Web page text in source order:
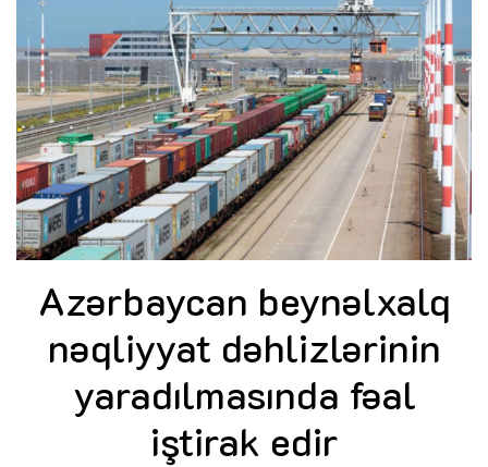
Azərbaycan beynəlxalq
nəqliyyat dəhlizlərinin
yaradılmasında fəal
iştirak edir